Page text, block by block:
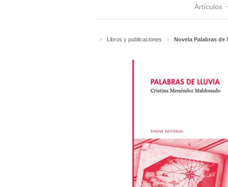
Artículos
> Libros y publicaciones > Novela Palabras de